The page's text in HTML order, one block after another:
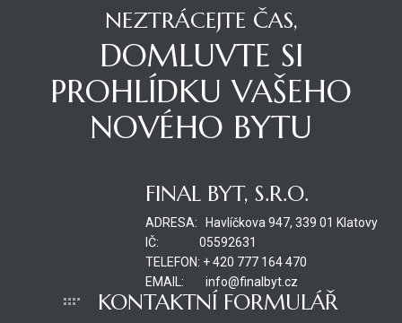
NEZTRÁCEJTE ČAS,
DOMLUVTE SI
PROHLÍDKU VAŠEHO
NOVÉHO BYTU
FINAL BYT, S.R.O.
ADRESA: Havlíčkova 947, 339 01 Klatovy
IČ: 05592631
TELEFON: + 420 777 164 470
EMAIL: info@finalbyt.cz
KONTAKTNÍ FORMULÁŘ